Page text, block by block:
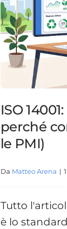
ISO
perché
le PMI)
Da Matteo Arena |
Tutto
è lo